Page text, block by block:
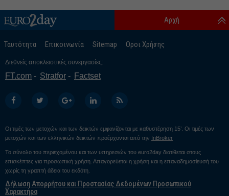
Ταυτότητα Επικοινωνία Sitemap Οροι Χρήσης
Αρχή
Διεθνείς αποκλειστικές συνεργασίες:
FT.com Stratfor Factset
Οι τιμές των μετοχών και των δεικτών εμφανίζονται με καθυστέρηση 15’. Οι τιμές των
μετοχών και των ελληνικών δεικτών προέρχονται από την InBroker
Το σύνολο του περιεχομένου και των υπηρεσιών του euro2day διατίθεται στους
επισκέπτες για προσωπική χρήση. Απαγορεύεται η χρήση και η επαναδημοσίευσή του
χωρίς τη γραπτή άδεια του εκδότη.
Δήλωση Απορρήτου και Προστασίας Δεδομένων Προσωπικού
Χαρακτήρα